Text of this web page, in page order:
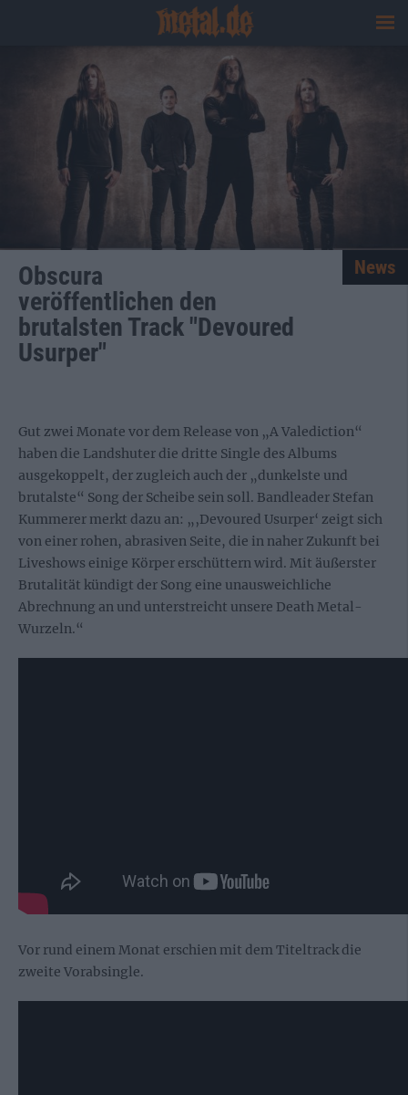
Obscura
veröffentlichen den
brutalsten Track "Devoured
Usurper"
News
Gut zwei Monate vor dem Release von „A Valediction“
haben die Landshuter die dritte Single des Albums
ausgekoppelt, der zugleich auch der „dunkelste und
brutalste“ Song der Scheibe sein soll. Bandleader Stefan
Kummerer merkt dazu an: „‚Devoured Usurper‘ zeigt sich
von einer rohen, abrasiven Seite, die in naher Zukunft bei
Liveshows einige Körper erschüttern wird. Mit äußerster
Brutalität kündigt der Song eine unausweichliche
Abrechnung an und unterstreicht unsere Death Metal-
Wurzeln.“
Vor rund einem Monat erschien mit dem Titeltrack die
zweite Vorabsingle.